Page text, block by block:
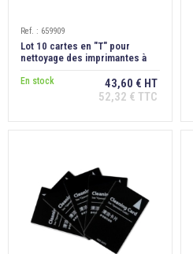
Ref. : 659909
Lot 10 cartes en "T" pour
nettoyage des imprimantes à
En stock
43,60 € HT
52,32 € TTC